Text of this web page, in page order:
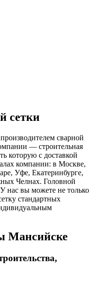
сетки
сварной
— строительная
которую с доставкой
компании: в Москве,
Уфе, Екатеринбурге,
Челнах. Головной
нас вы можете не только
стандартных
Мансийске